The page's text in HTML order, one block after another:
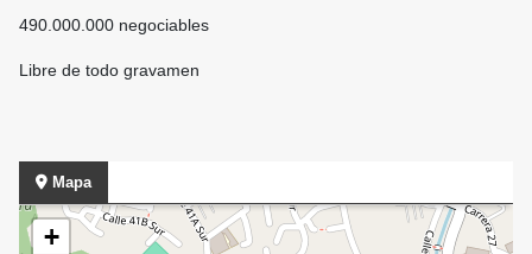
490.000.000 negociables
Libre de todo gravamen
Mapa
+